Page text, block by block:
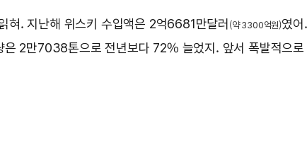
혀. 지난해 위스키 수입액은 2억6681만달러 (약 3300억원)였
은 2만7038톤으로 전년보다 72% 늘었지. 앞서 폭발적으